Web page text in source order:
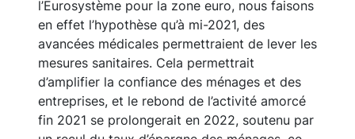
poursuivrait en début d’année 2021 sous
l’hypothèse que l’économie continuerait de
s’adapter aux contraintes sanitaires.
La progression de l’activité se renforcerait à
partir du second semestre 2021. En
cohérence avec les projections de